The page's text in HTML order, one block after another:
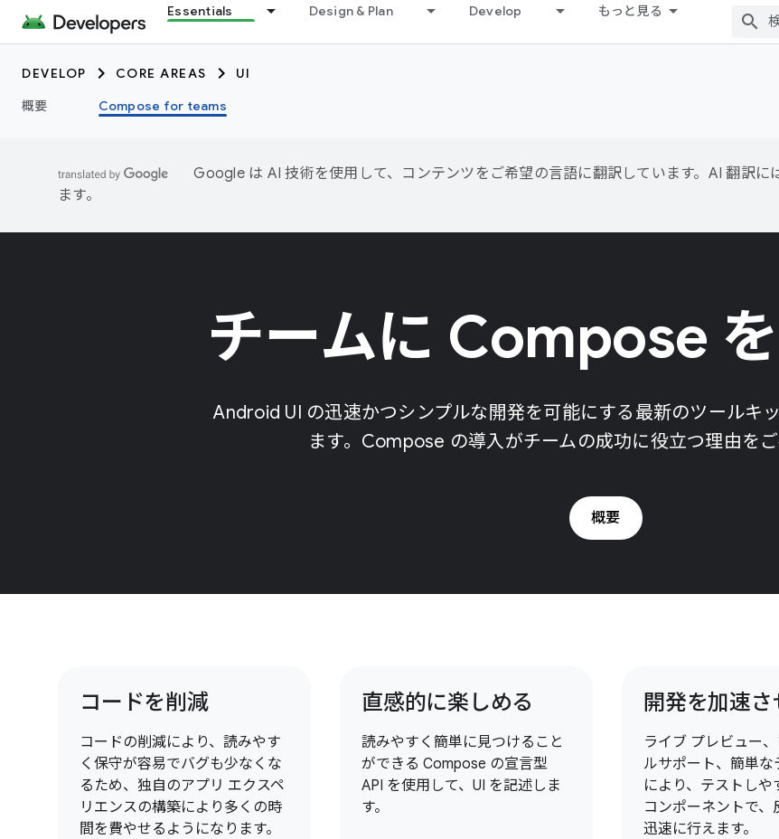
Essentials Design & Plan Develop もっと見る
DEVELOP CORE AREAS
UI
概要
Compose for teams
Google は AI 技術を使用して、コンテンツをご希望の言語に翻訳しています。AI 翻訳に
ます。
チームに Compose
Android UI の迅速かつシンプルな開発を可能にする最新のツールキ
ます。Compose の導入がチームの成功に役立つ理由をご
概要
コードを削減
コードの削減により、読みやす
く保守が容易でバグも少なくな
るため、独自のアプリ エクスペ
リエンスの構築により多くの時
間を費やせるようになります。
直感的に楽しめる
読みやすく簡単に見つけること
ができる Compose の宣言型
API を使用して、UI を記述しま
す。
開発を加速さ
ライブ プレビュー
ルサポート、簡単な
により、テストしや
コンポーネントで、
迅速に行えます。